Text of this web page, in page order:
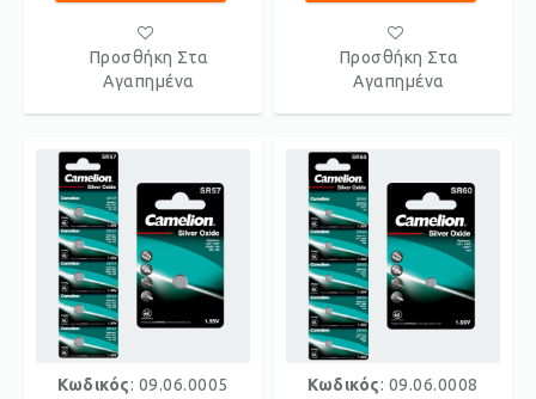
Προσθήκη Στα
Αγαπημένα
Κωδικός: 09.06.0005
Προσθήκη Στα
Αγαπημένα
Κωδικός: 09.06.0008